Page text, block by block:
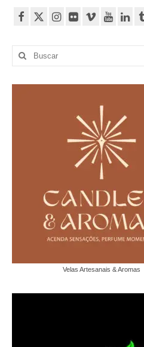
Buscar
por:
Velas Artesanais & Aromas